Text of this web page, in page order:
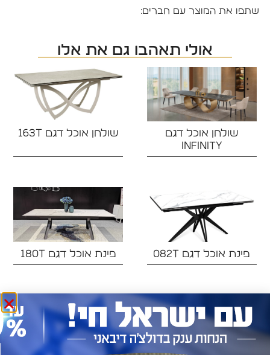
שתפו את המוצר עם חברים:
אולי תאהבו גם את אלו
שולחן אוכל דגם
INFINITY
שולחן אוכל דגם 163T
פינת אוכל דגם 082T‏ פינת אוכל דגם 180T